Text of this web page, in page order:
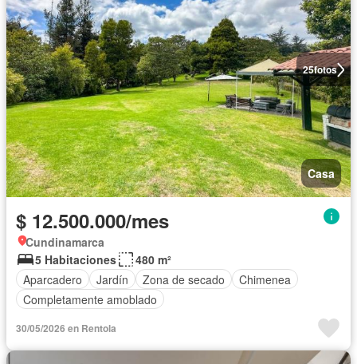
25fotos
Casa
$ 12.500.000/mes
Cundinamarca
5 Habitaciones
480 m²
Aparcadero
Jardín Zona de secado
Chimenea
Completamente amoblado
30/05/2026 en Rentola